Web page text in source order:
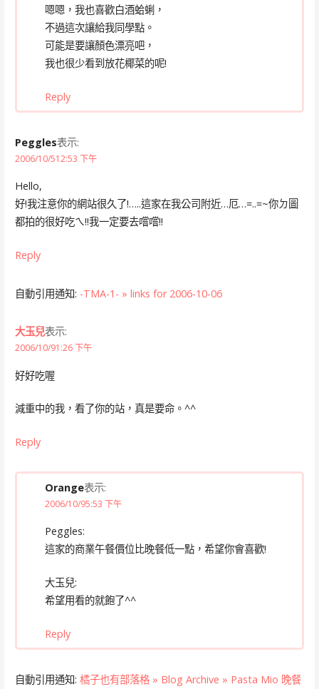
嗯嗯，我也喜歡白酒蛤蜊，
不過這次讓給我同學點。
可能是要讓顏色漂亮吧，
我也很少看到放花椰菜的呢!
Reply
Peggles表示:
2006/10/512:53 下午
Hello,
好!我注意你的網站很久了!…..這家在我公司附近…厄…=..=~你ㄉ圖
都拍的很好吃ㄟ!!我一定要去嚐嚐!!
Reply
自動引用通知: -TMA-1- » links for 2006-10-06
大玉兒表示:
2006/10/91:26 下午
好好吃喔
減重中的我，看了你的站，真是要命。^^
Reply
Orange表示:
2006/10/95:53 下午
Peggles:
這家的商業午餐價位比晚餐低一點，希望你會喜歡!
大玉兒:
希望用看的就飽了^^
Reply
自動引用通知: 橘子也有部落格 » Blog Archive » Pasta Mio 晚餐